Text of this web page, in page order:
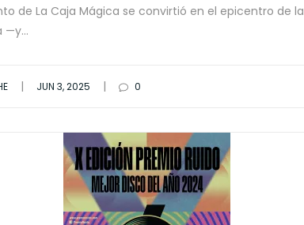
de La Caja Mágica se convirtió en el epicentro de la
—y…
| JUN 3, 2025 | 0